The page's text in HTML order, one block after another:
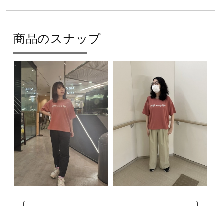
直営店一覧
取扱店一覧
13：サル-トネイビー
63：テラコッタ
素材
ポリエステル100％
原産国
発売シーズン
商品のスナップ